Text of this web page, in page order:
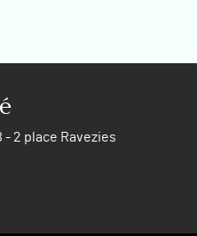
- 2 place Ravezies